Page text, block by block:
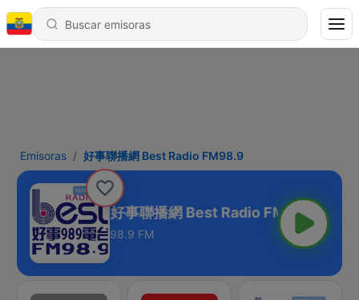
Emisoras 好事聯播網 Best Radio FM98.9
好事聯播網 Best Radio FM98.9
98.9 FM